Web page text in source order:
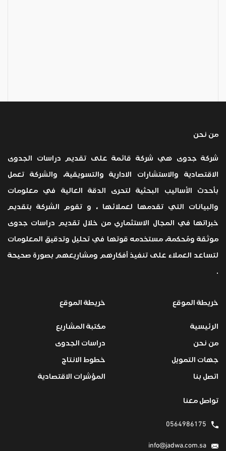
من نحن
شركة جدوى هي شركة قائمة على تقديم دراسات الجدوى
الاقتصادية والاستشارات الادارية والتسويقية، والشركة تعمل
بأحدث الأساليب البحثية لتحرى الدقة العالية في معلومات
والبيانات التي تقدمها لعملائها ، و تقوم الشركة بتقديم
خبراتها في المجال الاستثماري من خلال تقديم دراسات جدوى
موثقة ومُحكمة، مستخدمه قوتها في تحليل وتدقيق المعلومات
لتساعد العملاء على تنفيذ أفكارهم ومشاريعهم بصورة صحيحة
.
خريطة الموقع
الرئيسية
من نحن
جهات التمويل
اتصل بنا
خريطة الموقع
مكتبة المشاريع
دراسات الجدوى
خطوط الانتاج
المؤشرات الاقتصادية
تواصل معنا
0564986175
info@jadwa.com.sa